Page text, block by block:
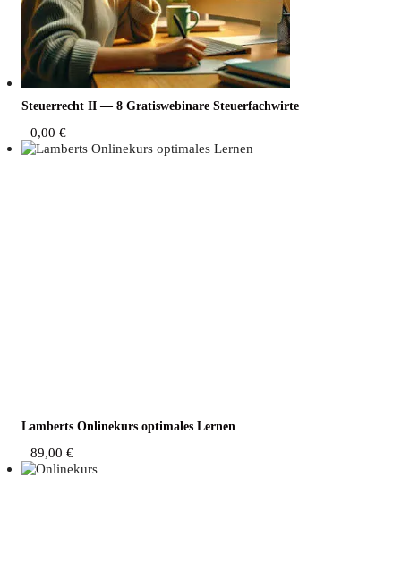
Steu­er­recht II — 8 Gra­tis­web­i­na­re Steuerfachwirte
0,00 €
Lam­berts Online­kurs opti­ma­les Lernen
89,00 €